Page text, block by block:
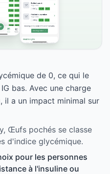
de 0, ce qui le
bas. Avec une charge
il a un impact minimal sur
Œufs pochés se classe
d'indice glycémique.
pour les personnes
à l'insuline ou